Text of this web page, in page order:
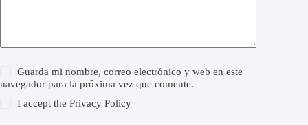
Guarda mi nombre, correo electrónico y web en este
navegador para la próxima vez que comente.
I accept thePrivacy Policy